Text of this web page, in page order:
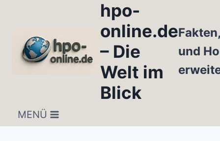
hpo-
online.de
– Die
Welt im
Blick
und
MENÜ